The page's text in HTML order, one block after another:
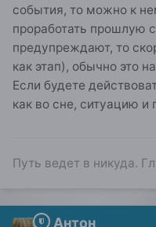
события, то можно к
проработать прошлую
предупреждают, то
как этап), обычно это
Если будете
как во сне, ситуацию и
Путь ведет в никуда.
Антон